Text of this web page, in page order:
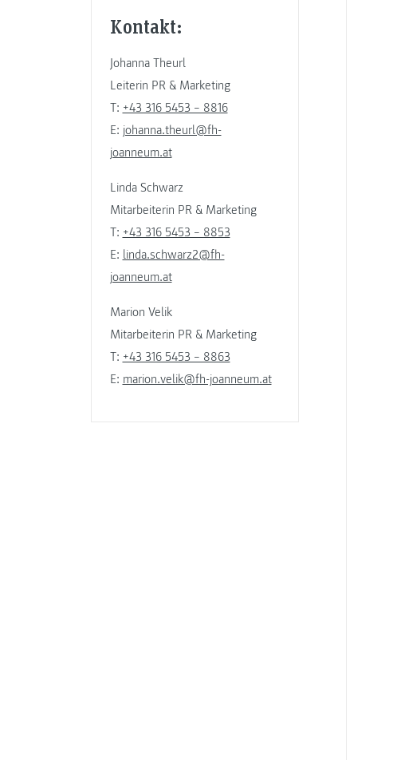
Kontakt:
Johanna Theurl
Leiterin PR & Marketing
T: +43 316 5453 – 8816
E: johanna.theurl@fh-
joanneum.at
Linda Schwarz
Mitarbeiterin PR & Marketing
T: +43 316 5453 – 8853
E: linda.schwarz2@fh-
joanneum.at
Marion Velik
Mitarbeiterin PR & Marketing
T: +43 316 5453 – 8863
E: marion.velik@fh-joanneum.at